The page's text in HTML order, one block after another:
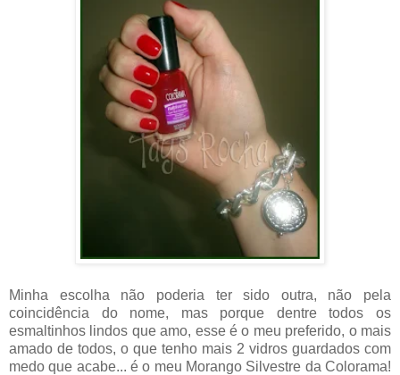
Minha escolha não poderia ter sido outra, não pela
coincidência do nome, mas porque dentre todos os
esmaltinhos lindos que amo, esse é o meu preferido, o mais
amado de todos, o que tenho mais 2 vidros guardados com
medo que acabe... é o meu Morango Silvestre da Colorama!